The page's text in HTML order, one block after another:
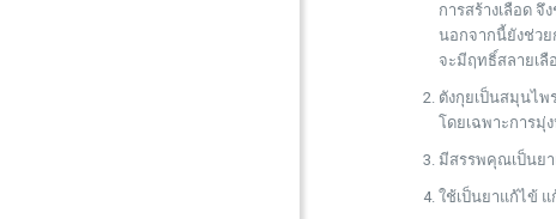
การสร้างเลือด
นอกจากนี้ยังช่วย
จะมีฤทธิ์สลายเลื
ตังกุยเป็นสมุนไพ
โดยเฉพาะการมุ่
มีสรรพคุณเป็นยา
ใช้เป็นยาแก้ไข้